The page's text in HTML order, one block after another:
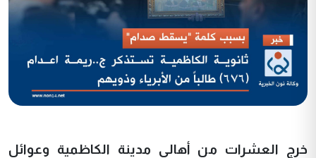
خرج العشرات من أهالي مدينة الكاظمية وعوائل